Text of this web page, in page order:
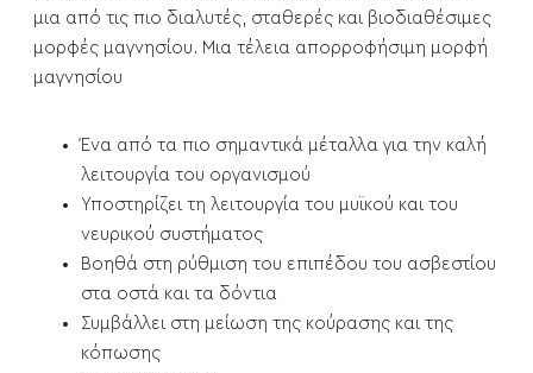
μια από τις πιο διαλυτές, σταθερές και βιοδιαθέσιμες
μορφές μαγνησίου. Μια τέλεια απορροφήσιμη μορφή
μαγνησίου
Ένα από τα πιο σημαντικά μέταλλα για την καλή
λειτουργία του οργανισμού
Υποστηρίζει τη λειτουργία του μυϊκού και του
νευρικού συστήματος
Βοηθά στη ρύθμιση του επιπέδου του ασβεστίου
στα οστά και τα δόντια
Συμβάλλει στη μείωση της κούρασης και της
κόπωσης